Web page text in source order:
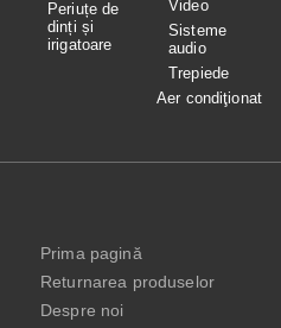
Periuțe de
dinți și
irigatoare
Video
Sisteme
audio
Trepiede
Aer condiţionat
Prima pagină
Returnarea produselor
Despre noi